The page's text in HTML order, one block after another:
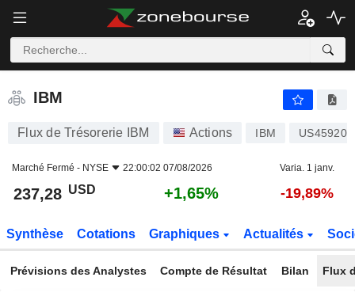
IBM
IBM
Flux de Trésorerie IBM Actions IBM
Marché Fermé - NYSE 22:00:02 07/08/2026 Varia. 1 janv.
237,28 USD +1,65% -19,89%
Synthèse Cotations Graphiques Actualités
Prévisions des Analystes Compte de Résultat Bilan Flux